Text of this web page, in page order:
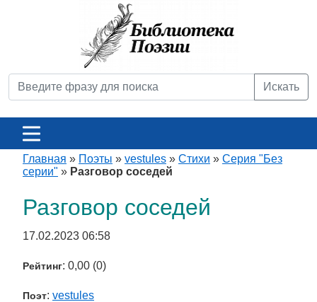
Искать
Главная » Поэты » vestules » Стихи » Серия "Без
серии" » Разговор соседей
Разговор соседей
17.02.2023 06:58
Рейтинг: 0,00 (0)
Поэт: vestules